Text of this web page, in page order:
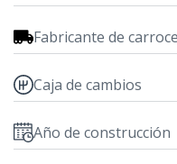
Fabricante de
Caja de cambios
Año de construcción